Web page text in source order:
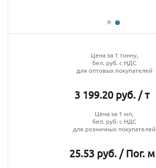
Цена за 1 тонну,
бел. руб. с НДС
для оптовых покупателей
3 199.20 руб. / т
Цена за 1 мп,
бел. руб. с НДС
для розничных покупателей
25.53 руб. / Пог. м